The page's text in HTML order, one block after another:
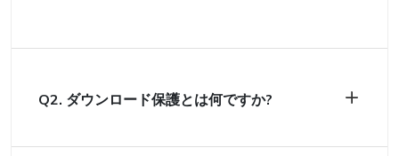
Q2. ダウンロード保護とは何ですか?